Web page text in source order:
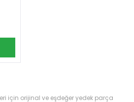
için orijinal ve eşdeğer yedek parça